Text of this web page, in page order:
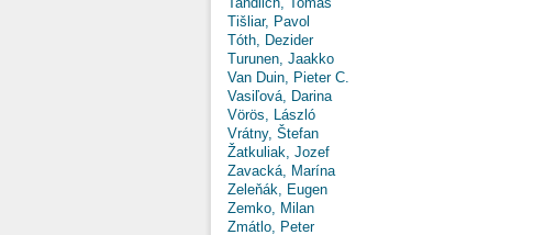
Tišliar, Pavol
Tóth, Dezider
Turunen, Jaakko
Van Duin, Pieter C.
Vasiľová, Darina
Vörös, László
Vrátny, Štefan
Žatkuliak, Jozef
Zavacká, Marína
Zeleňák, Eugen
Zemko, Milan
Zmátlo, Peter